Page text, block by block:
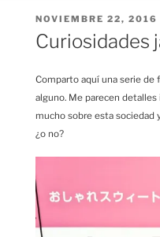
PUBLICADO
EL
NOVIEMBRE 22, 2016
Curiosidades
Comparto aquí una serie de
alguno. Me parecen
mucho sobre esta sociedad
¿o no?